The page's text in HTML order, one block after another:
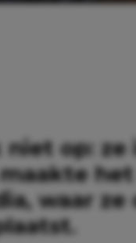
niet op: ze
waar ze